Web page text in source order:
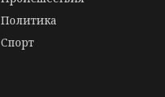
Политика
Спорт